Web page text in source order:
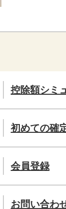
控除額シミ
初めての確
会員登録
お問い合わ